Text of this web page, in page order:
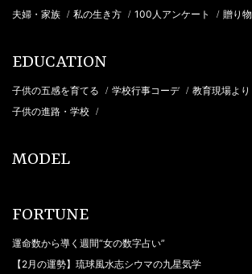
夫婦・家族 / 私の生き方 / 100人アンケート / 贈り物
EDUCATION
子供の五感を育てる / 学校行事コーデ / 教育現場より
子供の進路・学校 /
MODEL
FORTUNE
運命数から導く週間“女の数字占い”
【2月の運勢】琉球風水志シウマの九星気学